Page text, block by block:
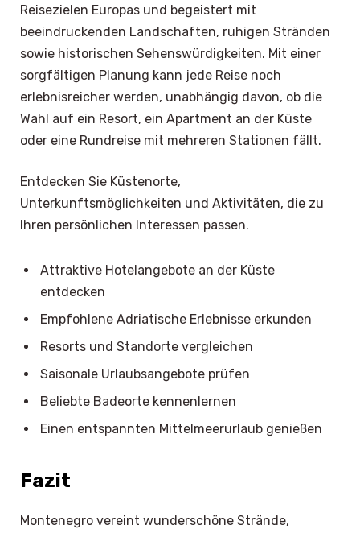
Reisezielen Europas und begeistert mit
beeindruckenden Landschaften, ruhigen Stränden
sowie historischen Sehenswürdigkeiten. Mit einer
sorgfältigen Planung kann jede Reise noch
erlebnisreicher werden, unabhängig davon, ob die
Wahl auf ein Resort, ein Apartment an der Küste
oder eine Rundreise mit mehreren Stationen fällt.
Entdecken Sie Küstenorte,
Unterkunftsmöglichkeiten und Aktivitäten, die zu
Ihren persönlichen Interessen passen.
Attraktive Hotelangebote an der Küste
entdecken
Empfohlene Adriatische Erlebnisse erkunden
Resorts und Standorte vergleichen
Saisonale Urlaubsangebote prüfen
Beliebte Badeorte kennenlernen
Einen entspannten Mittelmeerurlaub genießen
Fazit
Montenegro vereint wunderschöne Strände,